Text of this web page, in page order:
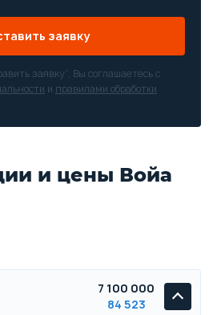
заявку
заявку”, Вы соглашаетесь с
и правилами обработки
и цены Войа
7 100 000
84 523